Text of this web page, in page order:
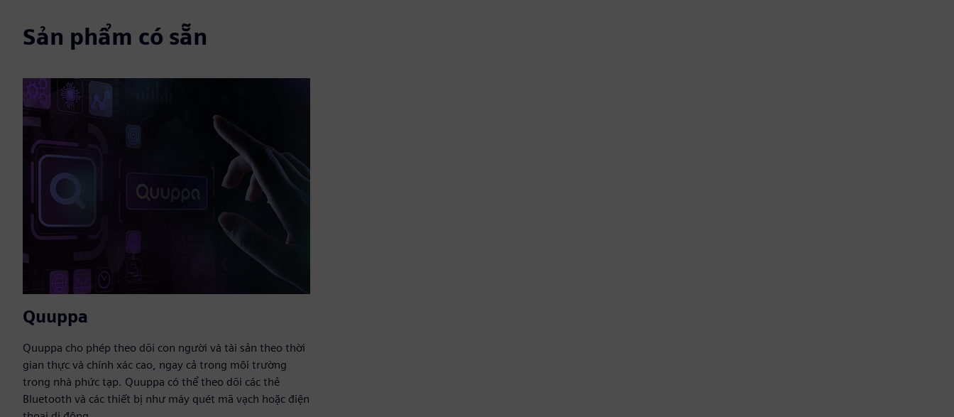
Sản phẩm có sẵn
Quuppa
Quuppa cho phép theo dõi con người và tài sản theo thời
gian thực và chính xác cao, ngay cả trong môi trường
trong nhà phức tạp. Quuppa có thể theo dõi các thẻ
Bluetooth và các thiết bị như máy quét mã vạch hoặc điện